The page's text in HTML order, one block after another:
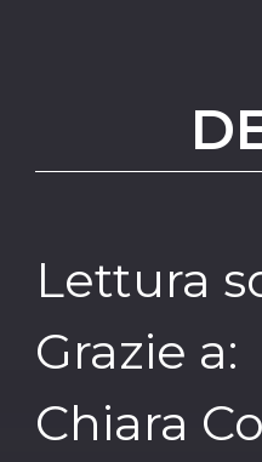
Lettura
Grazie a:
Chiara